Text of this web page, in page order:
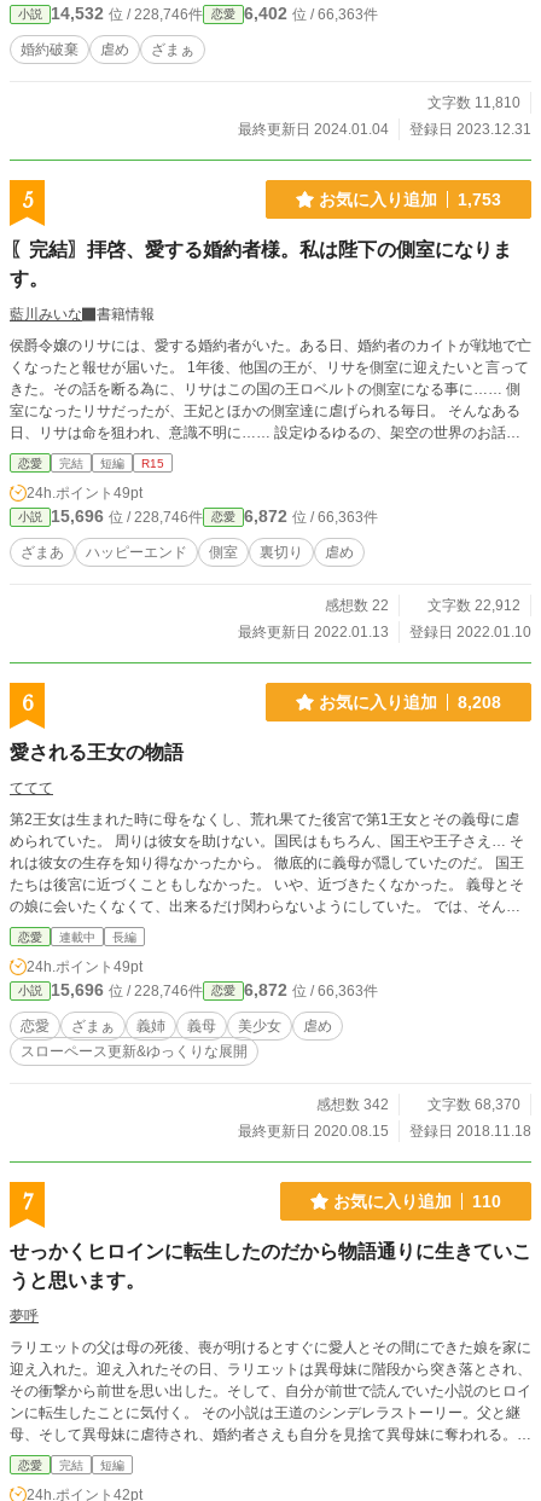
小説 14,532 位 / 228,746件 恋愛 6,402 位 / 66,363件
婚約破棄 虐め ざまぁ
文字数 11,810
最終更新日 2024.01.04
登録日 2023.12.31
5 お気に入り追加 1,753
〖完結〗拝啓、愛する婚約者様。私は陛下の側室になりま
す。
藍川みいな
書籍情報
侯爵令嬢のリサには、愛する婚約者がいた。ある日、婚約者のカイトが戦地で亡
くなったと報せが届いた。 1年後、他国の王が、リサを側室に迎えたいと言って
きた。その話を断る為に、リサはこの国の王ロベルトの側室になる事に…… 側
室になったリサだったが、王妃とほかの側室達に虐げられる毎日。 そんなある
日、リサは命を狙われ、意識不明に…… 設定ゆるゆるの、架空の世界のお話で
恋愛 完結 短編 R15
24h.ポイント 49pt
小説 15,696 位 / 228,746件 恋愛 6,872 位 / 66,363件
ざまあ ハッピーエンド 側室 裏切り 虐め
感想数 22
文字数 22,912
最終更新日 2022.01.13
登録日 2022.01.10
6 お気に入り追加 8,208
愛される王女の物語
ててて
第2王女は生まれた時に母をなくし、荒れ果てた後宮で第1王女とその義母に虐
められていた。 周りは彼女を助けない。国民はもちろん、国王や王子さえ… そ
れは彼女の生存を知り得なかったから。 徹底的に義母が隠していたのだ。 国王
たちは後宮に近づくこともしなかった。 いや、近づきたくなかった。 義母とそ
の娘に会いたくなくて、出来るだけ関わらないようにしていた。 では、そんな
中で育った誰も知らない第2王女を偶然に出会い見つけたら…？ 第1章→家族愛
第2章→学園
恋愛 連載中 長編
24h.ポイント 49pt
小説 15,696 位 / 228,746件 恋愛 6,872 位 / 66,363件
恋愛 ざまぁ 義姉 義母 美少女
虐め
スローペース更新&ゆっくりな展開
感想数 342
文字数 68,370
最終更新日 2020.08.15
登録日 2018.11.18
7 お気に入り追加 110
せっかくヒロインに転生したのだから物語通りに生きていこ
うと思います。
夢呼
ラリエットの父は母の死後、喪が明けるとすぐに愛人とその間にできた娘を家に
迎え入れた。迎え入れたその日、ラリエットは異母妹に階段から突き落とされ、
その衝撃から前世を思い出した。そして、自分が前世で読んでいた小説のヒロイ
ンに転生したことに気付く。 その小説は王道のシンデレラストーリー。父と継
母、そして異母妹に虐待され、婚約者さえも自分を見捨て異母妹に奪われる。終
いには、「醜く冷徹」と悪評高い侯爵家の令息に売られるように嫁に出されてし
まうが、実際は醜いどころか男前だった侯爵令息に溺愛されるという内容だ。
恋愛 完結 短編
24h.ポイント 42pt